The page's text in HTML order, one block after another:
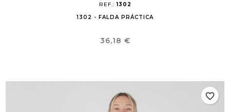
REF.:1302
1302 - FALDA PRÁCTICA
Precio
36,18 €
favorite_border